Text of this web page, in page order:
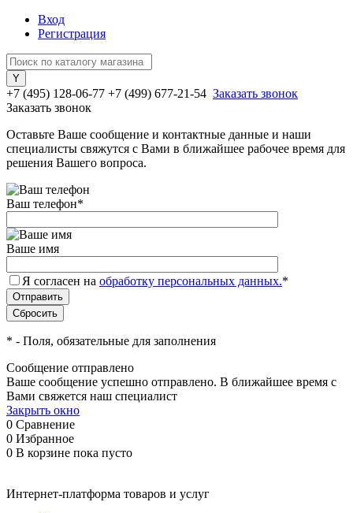
Вход
Регистрация
+7 (495) 128-06-77 +7 (499) 677-21-54 Заказать звонок
Заказать звонок
Оставьте Ваше сообщение и контактные данные и наши
специалисты свяжутся с Вами в ближайшее рабочее время для
решения Вашего вопроса.
Ваш телефон*
Ваше имя
Я согласен на обработку персональных данных.*
* - Поля, обязательные для заполнения
Сообщение отправлено
Ваше сообщение успешно отправлено. В ближайшее время с
Вами свяжется наш специалист
Закрыть окно
0 Сравнение
0 Избранное
0 В корзине пока пусто
Интернет-платформа товаров и услуг